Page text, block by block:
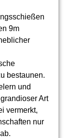
9m
bestaunen.
und
Art
vermerkt,
nur